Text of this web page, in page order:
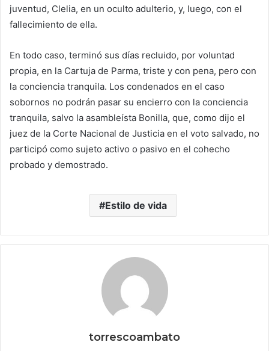
juventud, Clelia, en un oculto adulterio, y, luego, con el
fallecimiento de ella.
En todo caso, terminó sus días recluido, por voluntad
propia, en la Cartuja de Parma, triste y con pena, pero con
la conciencia tranquila. Los condenados en el caso
sobornos no podrán pasar su encierro con la conciencia
tranquila, salvo la asambleísta Bonilla, que, como dijo el
juez de la Corte Nacional de Justicia en el voto salvado, no
participó como sujeto activo o pasivo en el cohecho
probado y demostrado.
Estilo de vida
torrescoambato